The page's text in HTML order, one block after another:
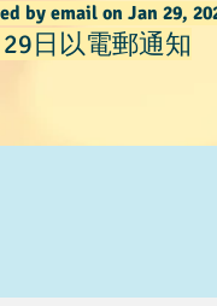
by email on Jan 29,
日以電郵通知